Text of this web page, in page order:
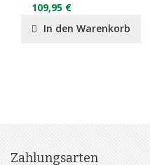
109,95 €
In den Warenkorb
Zahlungsarten